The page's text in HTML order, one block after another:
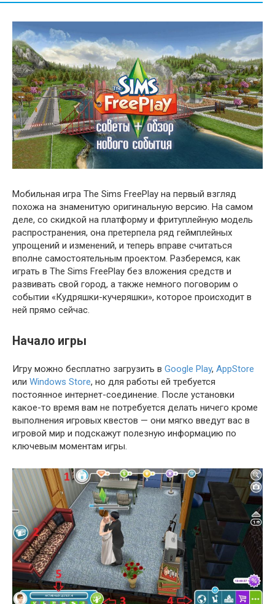
Мобильная игра The Sims FreePlay на первый взгляд
похожа на знаменитую оригинальную версию. На самом
деле, со скидкой на платформу и фритуплейную модель
распространения, она претерпела ряд геймплейных
упрощений и изменений, и теперь вправе считаться
вполне самостоятельным проектом. Разберемся, как
играть в The Sims FreePlay без вложения средств и
развивать свой город, а также немного поговорим о
событии «Кудряшки-кучеряшки», которое происходит в
ней прямо сейчас.
Начало игры
Игру можно бесплатно загрузить в Google Play, AppStore
или Windows Store, но для работы ей требуется
постоянное интернет-соединение. После установки
какое-то время вам не потребуется делать ничего кроме
выполнения игровых квестов — они мягко введут вас в
игровой мир и подскажут полезную информацию по
ключевым моментам игры.